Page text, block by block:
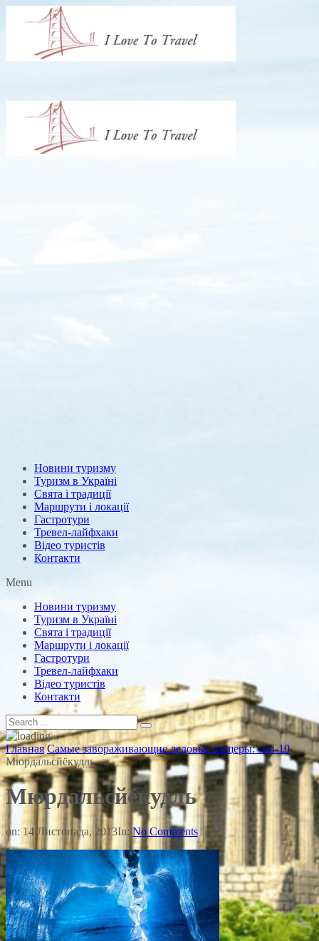
Новини туризму
Туризм в Україні
Свята і традиції
Маршрути і локації
Гастротури
Тревел-лайфхаки
Відео туристів
Контакти
Menu
Новини туризму
Туризм в Україні
Свята і традиції
Маршрути і локації
Гастротури
Тревел-лайфхаки
Відео туристів
Контакти
Главная Самые завораживающие ледовые пещеры: топ-10
Мюрдальсйёкудль
Мюрдальсйёкудль
on: 14 Листопада, 2013In: No Comments